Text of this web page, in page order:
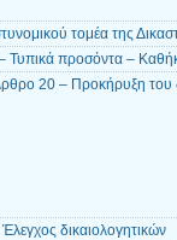
τομέα της
Τυπικά προσόντα –
20 – Προκήρυξη του
δικαιολογητικών